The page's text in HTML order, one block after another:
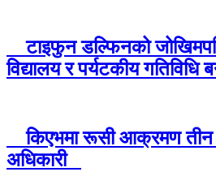
टाइफुन डल्फिनको
विद्यालय र पर्यटकीय गतिविधि
किएभमा रूसी आक्रमण तीन
अधिकारी